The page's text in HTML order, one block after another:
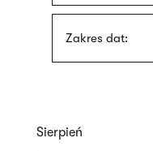
Zakres dat:
Sierpień